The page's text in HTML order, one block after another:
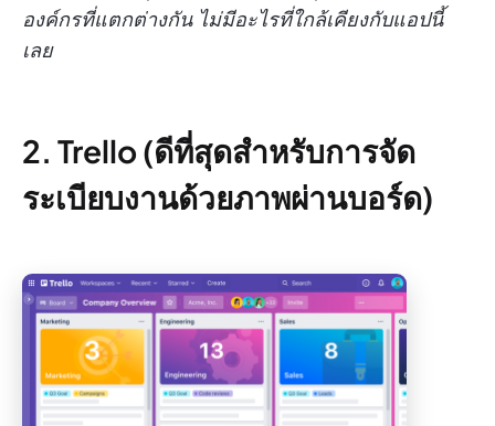
องค์กรที่แตกต่างกัน ไม่มีอะไรที่ใกล้เคียงกับแอปนี้
เลย
2. Trello (ดีที่สุดสำหรับการจัด
ระเบียบงานด้วยภาพผ่านบอร์ด)